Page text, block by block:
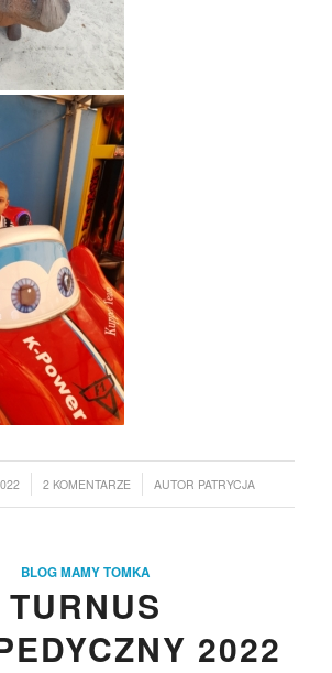
2 KOMENTARZE
/ AUTOR PATRYCJA
BLOG MAMY TOMKA
TURNUS
2022